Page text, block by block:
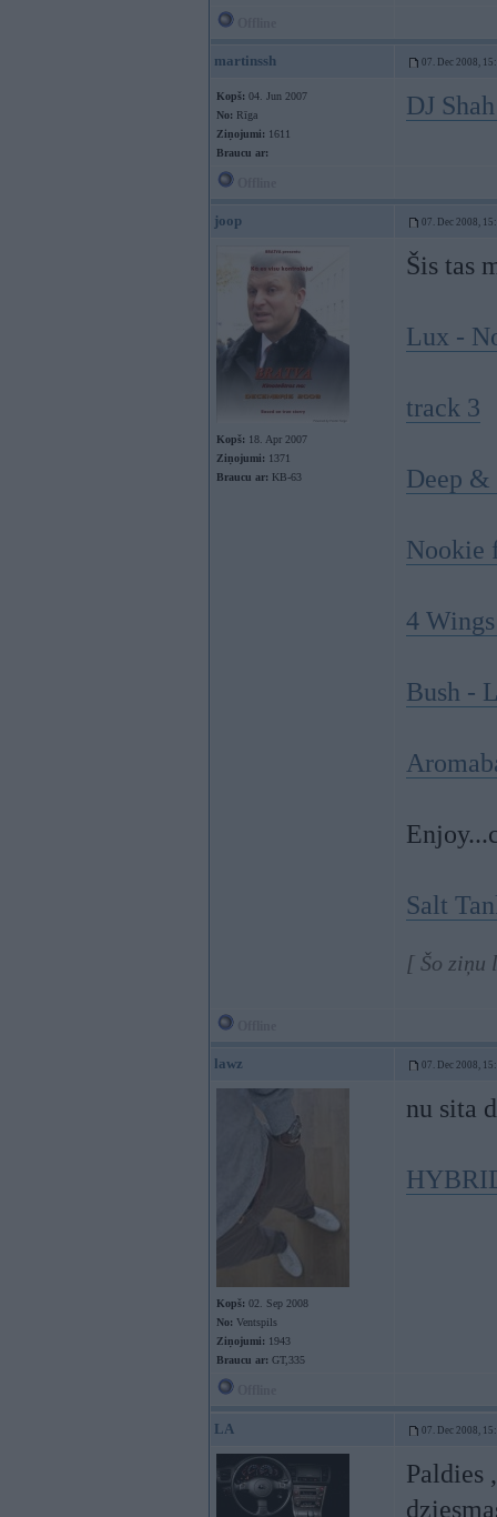
martinssh 07. Dec 2008,
Kopš: 04. Jun 2007
No: Rīga
Ziņojumi: 1611
Braucu ar:
DJ
joop 07. Dec 2008,
Kopš: 18. Apr 2007
Ziņojumi: 1371
Braucu ar: KB-63
Šis tas
Lux -
track 3
Deep &
Nookie
4
Bush -
Salt
[ Šo ziņu
lawz 07. Dec 2008,
Kopš: 02. Sep 2008
No: Ventspils
Ziņojumi: 1943
Braucu ar: GT,335
nu sita
LA 07. Dec 2008,
Paldies